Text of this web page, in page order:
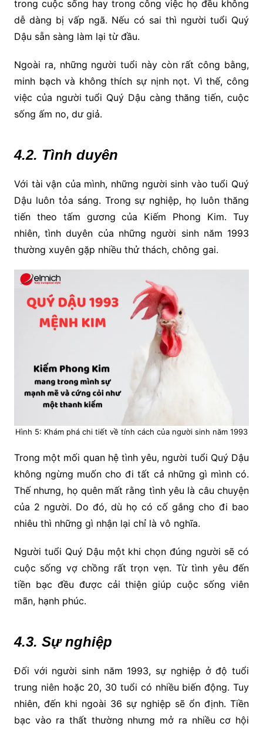
trong cuộc sống hay trong công việc họ đều không
dễ dàng bị vấp ngã. Nếu có sai thì người tuổi Quý
Dậu sẵn sàng làm lại từ đầu.
Ngoài ra, những người tuổi này còn rất công bằng,
minh bạch và không thích sự nịnh nọt. Vì thế, công
việc của người tuổi Quý Dậu càng thăng tiến, cuộc
sống ấm no, dư giả.
4.2. Tình duyên
Với tài vận của mình, những người sinh vào tuổi Quý
Dậu luôn tỏa sáng. Trong sự nghiệp, họ luôn thăng
tiến theo tấm gương của Kiếm Phong Kim. Tuy
nhiên, tình duyên của những người sinh năm 1993
thường xuyên gặp nhiều thử thách, chông gai.
Hình 5: Khám phá chi tiết về tính cách của người sinh năm 1993
Trong một mối quan hệ tình yêu, người tuổi Quý Dậu
không ngừng muốn cho đi tất cả những gì mình có.
Thế nhưng, họ quên mất rằng tình yêu là câu chuyện
của 2 người. Do đó, dù họ có cố gắng cho đi bao
nhiêu thì những gì nhận lại chỉ là vô nghĩa.
Người tuổi Quý Dậu một khi chọn đúng người sẽ có
cuộc sống vợ chồng rất trọn vẹn. Từ tình yêu đến
tiền bạc đều được cải thiện giúp cuộc sống viên
mãn, hạnh phúc.
4.3. Sự nghiệp
Đối với người sinh năm 1993, sự nghiệp ở độ tuổi
trung niên hoặc 20, 30 tuổi có nhiều biến động. Tuy
nhiên, đến khi ngoài 36 sự nghiệp sẽ ổn định. Tiền
bạc vào ra thất thường nhưng mở ra nhiều cơ hội